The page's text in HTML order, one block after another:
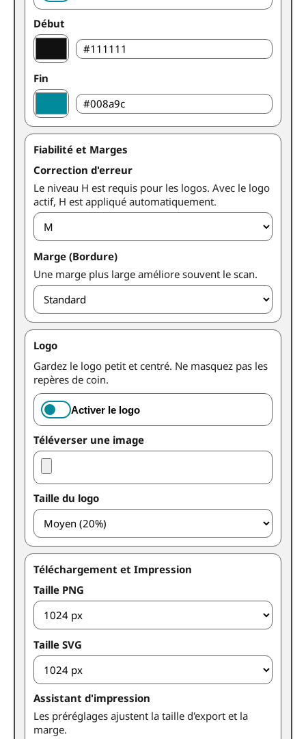
Début
Fin
Fiabilité et Marges
Correction d'erreur
Le niveau H est requis pour les logos. Avec le logo
actif, H est appliqué automatiquement.
Marge (Bordure)
Une marge plus large améliore souvent le scan.
Logo
Gardez le logo petit et centré. Ne masquez pas les
repères de coin.
Activer le logo
Téléverser une image
Taille du logo
Téléchargement et Impression
Taille PNG
Taille SVG
Assistant d'impression
Les préréglages ajustent la taille d'export et la
marge.